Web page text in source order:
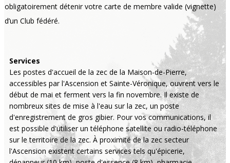
obligatoirement détenir votre carte de membre valide (vignette)
d’un Club fédéré.
Services
Les postes d'accueil de la zec de la Maison-de-Pierre,
accessibles par l'Ascension et Sainte-Véronique, ouvrent vers le
début de mai et ferment vers la fin novembre. Il existe de
nombreux sites de mise à l'eau sur la zec, un poste
d'enregistrement de gros gibier. Pour vos communications, il
est possible d'utiliser un téléphone satellite ou radio-téléphone
sur le territoire de la zec. À proximité de la zec secteur
l'Ascension existent certains services tels qu'épicerie,